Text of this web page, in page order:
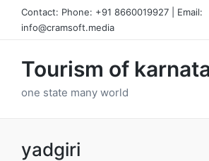
Contact: Phone: +91 8660019927 | Email:
info@cramsoft.media
Tourism of
one state many world
yadgiri